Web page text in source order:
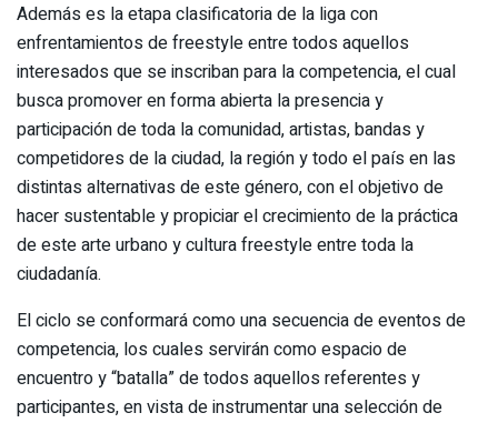
Además es la etapa clasificatoria de la liga con
enfrentamientos de freestyle entre todos aquellos
interesados que se inscriban para la competencia, el cual
busca promover en forma abierta la presencia y
participación de toda la comunidad, artistas, bandas y
competidores de la ciudad, la región y todo el país en las
distintas alternativas de este género, con el objetivo de
hacer sustentable y propiciar el crecimiento de la práctica
de este arte urbano y cultura freestyle entre toda la
ciudadanía.
El ciclo se conformará como una secuencia de eventos de
competencia, los cuales servirán como espacio de
encuentro y “batalla” de todos aquellos referentes y
participantes, en vista de instrumentar una selección de